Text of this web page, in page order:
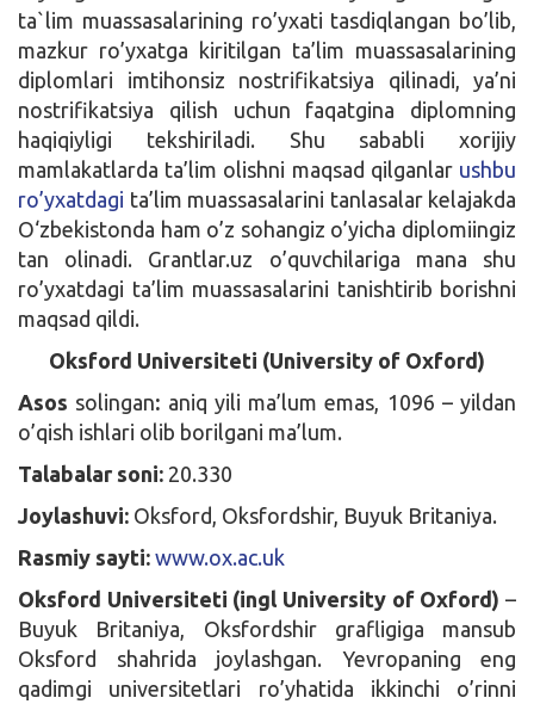
ta`lim muassasalarining ro’yxati tasdiqlangan bo’lib,
mazkur ro’yxatga kiritilgan ta’lim muassasalarining
diplomlari imtihonsiz nostrifikatsiya qilinadi, ya’ni
nostrifikatsiya qilish uchun faqatgina diplomning
haqiqiyligi tekshiriladi. Shu sababli xorijiy
mamlakatlarda ta’lim olishni maqsad qilganlar ushbu
ro’yxatdagi ta’lim muassasalarini tanlasalar kelajakda
O‘zbekistonda ham o’z sohangiz o’yicha diplomiingiz
tan olinadi. Grantlar.uz o’quvchilariga mana shu
ro’yxatdagi ta’lim muassasalarini tanishtirib borishni
maqsad qildi.
Oksford Universiteti (University of Oxford)
Asos solingan: aniq yili ma’lum emas, 1096 – yildan
o’qish ishlari olib borilgani ma’lum.
Talabalar soni: 20.330
Joylashuvi: Oksford, Oksfordshir, Buyuk Britaniya.
Rasmiy sayti: www.ox.ac.uk
Oksford Universiteti (ingl University of Oxford) –
Buyuk Britaniya, Oksfordshir grafligiga mansub
Oksford shahrida joylashgan. Yevropaning eng
qadimgi universitetlari ro’yhatida ikkinchi o’rinni